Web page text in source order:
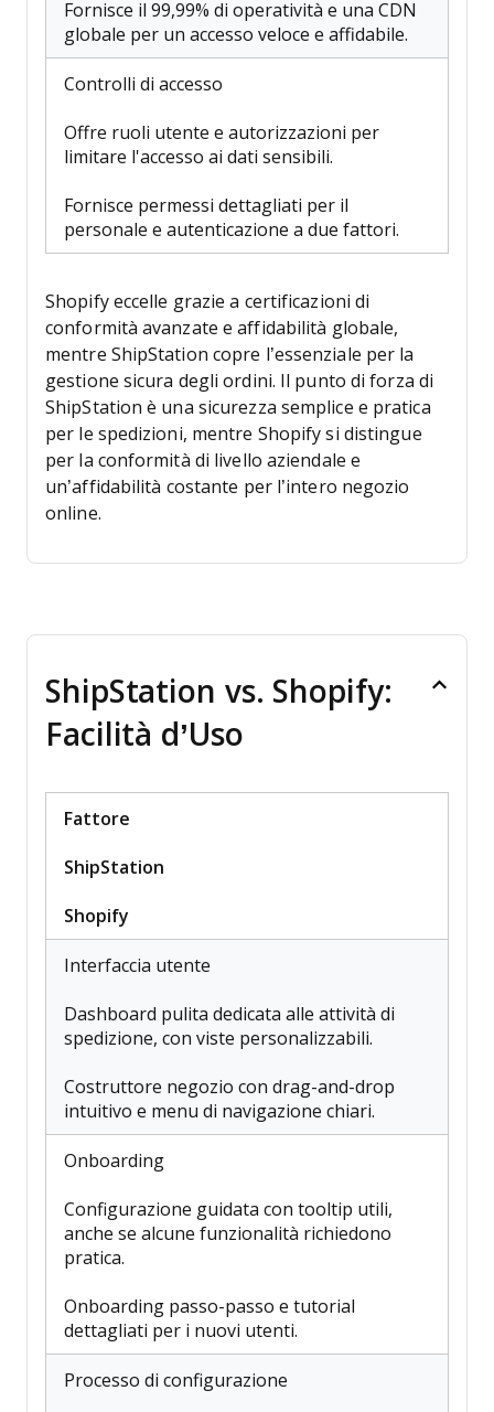
Fornisce il 99,99% di operatività e una CDN
globale per un accesso veloce e affidabile.
Controlli di accesso
Offre ruoli utente e autorizzazioni per
limitare l'accesso ai dati sensibili.
Fornisce permessi dettagliati per il
personale e autenticazione a due fattori.
Shopify eccelle grazie a certificazioni di
conformità avanzate e affidabilità globale,
mentre ShipStation copre l’essenziale per la
gestione sicura degli ordini. Il punto di forza di
ShipStation è una sicurezza semplice e pratica
per le spedizioni, mentre Shopify si distingue
per la conformità di livello aziendale e
un’affidabilità costante per l’intero negozio
online.
ShipStation vs. Shopify:
Facilità d’Uso
Fattore
ShipStation
Shopify
Interfaccia utente
Dashboard pulita dedicata alle attività di
spedizione, con viste personalizzabili.
Costruttore negozio con drag-and-drop
intuitivo e menu di navigazione chiari.
Onboarding
Configurazione guidata con tooltip utili,
anche se alcune funzionalità richiedono
pratica.
Onboarding passo-passo e tutorial
dettagliati per i nuovi utenti.
Processo di configurazione